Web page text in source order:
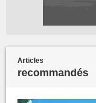
Articles
recommandés